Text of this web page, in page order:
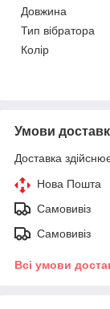
Довжина
Тип вібратора
Колір
Умови
Доставка
Нова Пошта
Самовивіз
Самовивіз
Всі умови